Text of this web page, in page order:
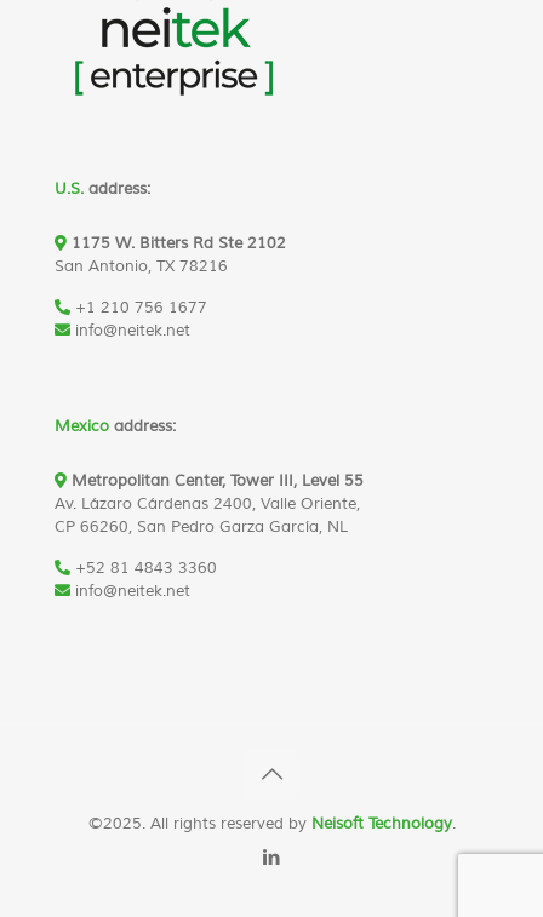
U.S. address:
1175 W. Bitters Rd Ste 2102
San Antonio, TX 78216
+1 210 756 1677
info@neitek.net
Mexico address:
Metropolitan Center, Tower III, Level 55
Av. Lázaro Cárdenas 2400, Valle Oriente,
CP 66260, San Pedro Garza García, NL
+52 81 4843 3360
info@neitek.net
©2025. All rights reserved by Neisoft Technology.